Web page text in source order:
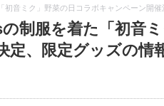
初音ミク」野菜の日コラボキャンペーン開催
制服を着た「初音
定、限定グッズの情